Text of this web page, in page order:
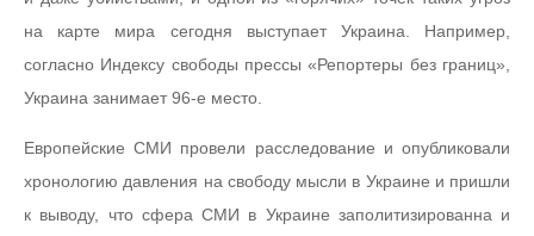
на карте мира сегодня выступает Украина. Например,
согласно Индексу свободы прессы «Репортеры без границ»,
Украина занимает 96-е место.
Европейские СМИ провели расследование и опубликовали
хронологию давления на свободу мысли в Украине и пришли
к выводу, что сфера СМИ в Украине заполитизированна и